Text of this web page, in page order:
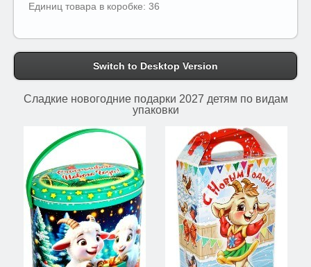
Единиц товара в коробке: 36
Switch to Desktop Version
Сладкие новогодние подарки 2027 детям по видам
упаковки